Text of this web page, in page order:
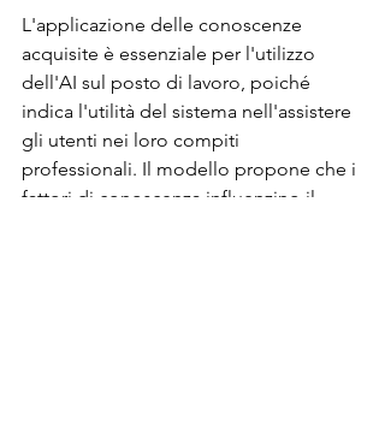
L'applicazione delle conoscenze
acquisite è essenziale per l'utilizzo
dell'AI sul posto di lavoro, poiché
indica l'utilità del sistema nell'assistere
gli utenti nei loro compiti
professionali. Il modello propone che i
fattori di conoscenza influenzino il